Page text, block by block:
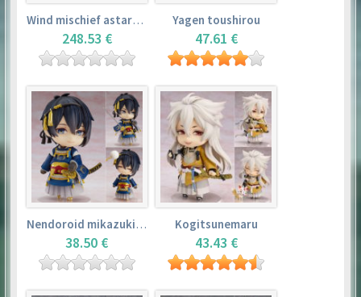
Wind mischief astarotte
248.53 €
Yagen toushirou
47.61 €
Nendoroid mikazuki munechika
38.50 €
Kogitsunemaru
43.43 €